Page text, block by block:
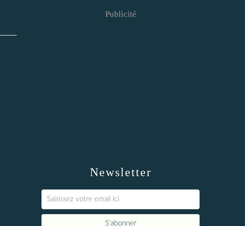
Newsletter
Publicité